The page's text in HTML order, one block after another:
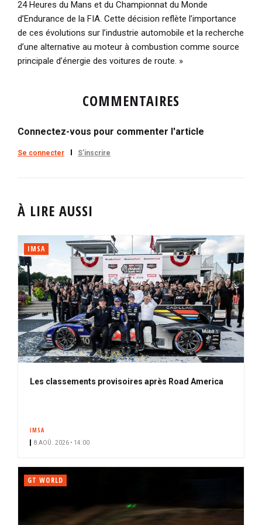
24 Heures du Mans et du Championnat du Monde
d’Endurance de la FIA. Cette décision reflète l’importance
de ces évolutions sur l’industrie automobile et la recherche
d’une alternative au moteur à combustion comme source
principale d’énergie des voitures de route. »
COMMENTAIRES
Connectez-vous pour commenter l'article
Se connecter S'inscrire
À LIRE AUSSI
IMSA
Les classements provisoires après Road America
IMSA
8 AOÛ. 2026 • 14:00
GT WORLD